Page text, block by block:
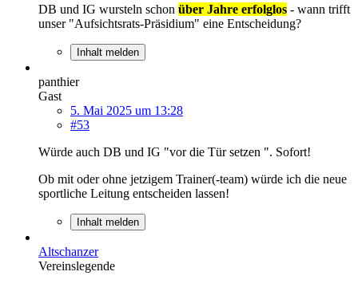
DB und IG wursteln schon über Jahre erfolglos - wann trifft
unser "Aufsichtsrats-Präsidium" eine Entscheidung?
Inhalt melden
panthier
Gast
5. Mai 2025 um 13:28
#53
Würde auch DB und IG "vor die Tür setzen ". Sofort!
Ob mit oder ohne jetzigem Trainer(-team) würde ich die neue
sportliche Leitung entscheiden lassen!
Inhalt melden
Altschanzer
Vereinslegende